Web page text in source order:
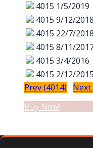
4015 1/5/2019
4015 9/12/2018
4015 22/7/2018
4015 8/11/
4015 3/4/2016
4015 2/12/2015
Prev (4014)
Next
Buy Now!